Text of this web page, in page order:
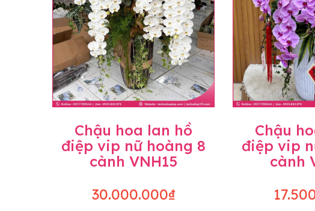
Chậu hoa lan hồ
điệp vip nữ hoàng 8
cành VNH15
30.000.000₫
Chậu
điệp vip
cành